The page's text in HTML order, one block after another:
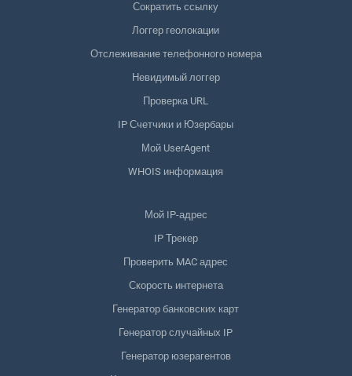
Сократить ссылку
Логгер геолокации
Отслеживание телефонного номера
Невидимый логгер
Проверка URL
IP Счетчики и Юзербары
Мой UserAgent
WHOIS информация
Мой IP-адрес
IP Трекер
Проверить MAC адрес
Скорость интернета
Генератор банковских карт
Генератор случайных IP
Генератор юзерагентов